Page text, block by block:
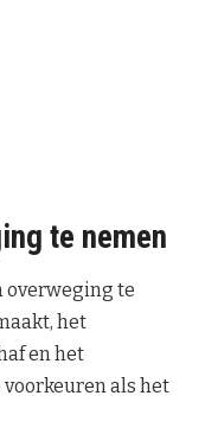
te nemen
overweging te
het
en het
als het